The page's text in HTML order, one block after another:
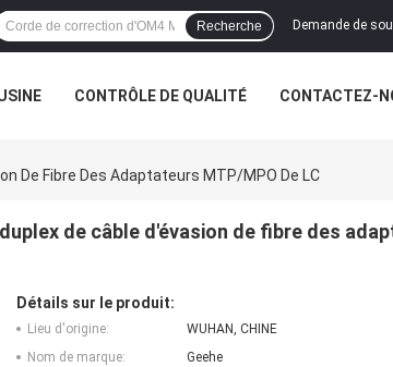
Demande de
Recherche
CONTRÔLE DE QUALITÉ CONTACTEZ-
De Fibre Des Adaptateurs MTP/MPO De LC
de câble d'évasion de fibre des
Détails sur le produit:
Lieu d'origine:
WUHAN, CHINE
Nom de marque:
Geehe